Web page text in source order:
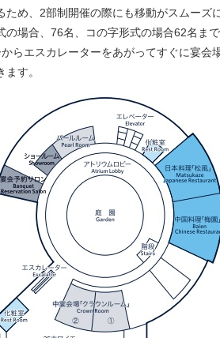
ため、2部制開催の際にも移動がスムーズ
の場合、76名、コの字形式の場合62名まで
らエスカレーターをあがってすぐに宴
ます。